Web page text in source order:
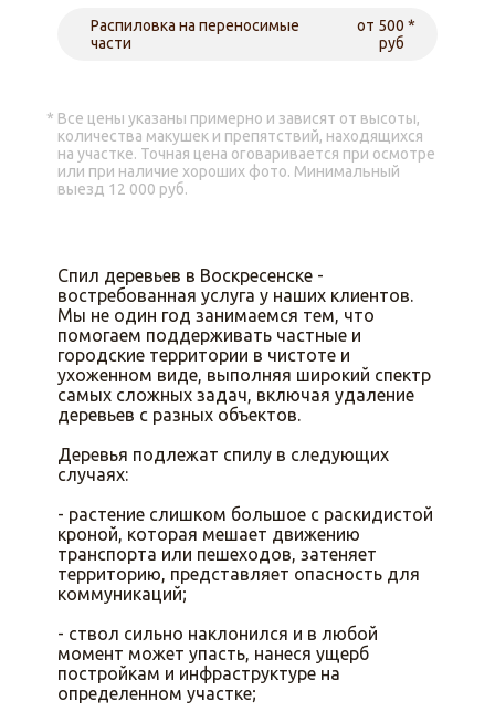
Распиловка на переносимые
части
от 500
руб
Все цены указаны примерно и зависят от высоты,
количества макушек и препятствий, находящихся
на участке. Точная цена оговаривается при осмотре
или при наличие хороших фото. Минимальный
выезд 12 000 руб.
Спил деревьев в Воскресенске -
востребованная услуга у наших клиентов.
Мы не один год занимаемся тем, что
помогаем поддерживать частные и
городские территории в чистоте и
ухоженном виде, выполняя широкий спектр
самых сложных задач, включая удаление
деревьев с разных объектов.
Деревья подлежат спилу в следующих
случаях:
- растение слишком большое с раскидистой
кроной, которая мешает движению
транспорта или пешеходов, затеняет
территорию, представляет опасность для
коммуникаций;
- ствол сильно наклонился и в любой
момент может упасть, нанеся ущерб
постройкам и инфраструктуре на
определенном участке;